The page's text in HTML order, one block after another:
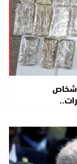
العصابات طَاحْتْ عْلَى 2 أشخاص